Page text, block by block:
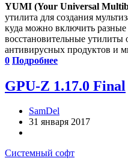
YUMI (Your Universal
утилита для создания
куда можно включить
восстановительные утилиты
антивирусных продуктов и
0 Подробнее
GPU-Z 1.17.0 Final
SamDel
31 января 2017
Системный софт